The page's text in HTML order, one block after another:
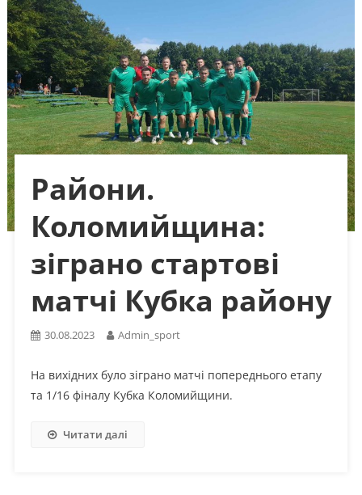
Райони.
Коломийщина:
зіграно стартові
матчі Кубка району
30.08.2023 Admin_sport
На вихідних було зіграно матчі попереднього етапу
та 1/16 фіналу Кубка Коломийщини.
Читати далі